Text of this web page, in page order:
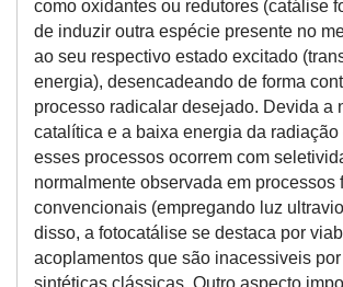
como oxidantes ou redutores (catálise
de induzir outra espécie presente no
ao seu respectivo estado excitado
energia), desencadeando de forma
processo radicalar desejado. Devida a
catalítica e a baixa energia da radiação
esses processos ocorrem com
normalmente observada em processos
convencionais (empregando luz
disso, a fotocatálise se destaca por
acoplamentos que são inacessiveis
sintéticas clássicas. Outro aspecto